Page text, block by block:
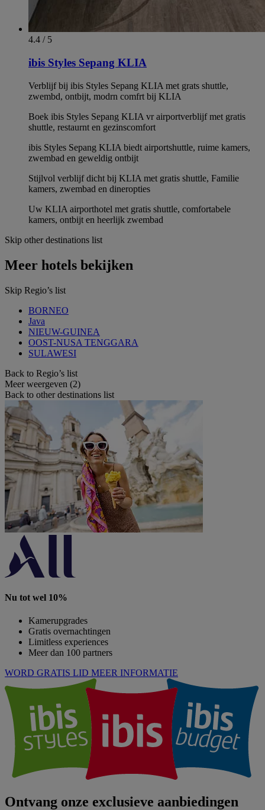
4.4 / 5
ibis Styles Sepang KLIA
Verblijf bij ibis Styles Sepang KLIA met grats shuttle,
zwembd, ontbijt, modrn comfrt bij KLIA
Boek ibis Styles Sepang KLIA vr airportverblijf met gratis
shuttle, restaurnt en gezinscomfort
ibis Styles Sepang KLIA biedt airportshuttle, ruime kamers,
zwembad en geweldig ontbijt
Stijlvol verblijf dicht bij KLIA met gratis shuttle, Familie
kamers, zwembad en dineropties
Uw KLIA airporthotel met gratis shuttle, comfortabele
kamers, ontbijt en heerlijk zwembad
Skip other destinations list
Meer hotels bekijken
Skip Regio’s list
BORNEO
Java
NIEUW-GUINEA
OOST-NUSA TENGGARA
SULAWESI
Back to Regio’s list
Meer weergeven (2)
Back to other destinations list
Nu tot wel 10%
Kamerupgrades
Gratis overnachtingen
Limitless experiences
Meer dan 100 partners
WORD GRATIS LID MEER INFORMATIE
Ontvang onze exclusieve aanbiedingen